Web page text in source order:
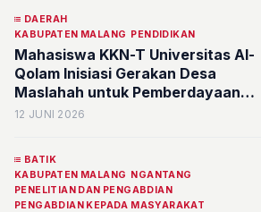
DAERAH
KABUPATEN MALANG PENDIDIKAN
Mahasiswa KKN-T Universitas Al-
Qolam Inisiasi Gerakan Desa
Maslahah untuk Pemberdayaan
Masyarakat Malang
12 JUNI 2026
BATIK
KABUPATEN MALANG NGANTANG
PENELITIAN DAN PENGABDIAN
PENGABDIAN KEPADA MASYARAKAT